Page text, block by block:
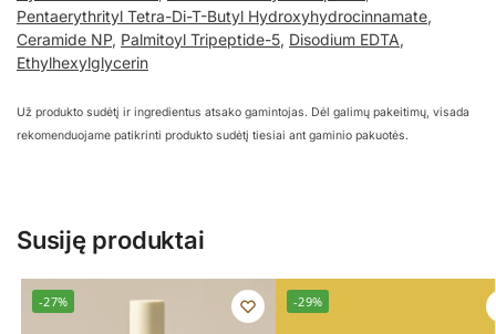
Pentaerythrityl Tetra-Di-T-Butyl Hydroxyhydrocinnamate,
Ceramide NP, Palmitoyl Tripeptide-5, Disodium EDTA,
Ethylhexylglycerin
Už produkto sudėtį ir ingredientus atsako gamintojas. Dėl galimų pakeitimų, visada
rekomenduojame patikrinti produkto sudėtį tiesiai ant gaminio pakuotės.
Susiję produktai
-27% -29%